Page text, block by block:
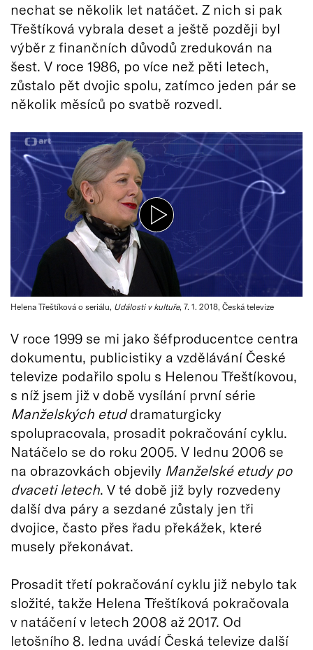
nechat se několik let natáčet. Z nich si pak
Třeštíková vybrala deset a ještě později byl
výběr z finančních důvodů zredukován na
šest. V roce 1986, po více než pěti letech,
zůstalo pět dvojic spolu, zatímco jeden pár se
několik měsíců po svatbě rozvedl.
Helena Třeštíková o seriálu, Události v kultuře, 7. 1. 2018, Česká televize
V roce 1999 se mi jako šéfproducentce centra
dokumentu, publicistiky a vzdělávání České
televize podařilo spolu s Helenou Třeštíkovou,
s níž jsem již v době vysílání první série
Manželských etuddramaturgicky
spolupracovala, prosadit pokračování cyklu.
Natáčelo se do roku 2005. V lednu 2006 se
na obrazovkách objevily Manželské etudy po
dvaceti letech. V té době již byly rozvedeny
další dva páry a sezdané zůstaly jen tři
dvojice, často přes řadu překážek, které
musely překonávat.
Prosadit třetí pokračování cyklu již nebylo tak
složité, takže Helena Třeštíková pokračovala
v natáčení v letech 2008 až 2017. Od
letošního 8. ledna uvádí Česká televize další